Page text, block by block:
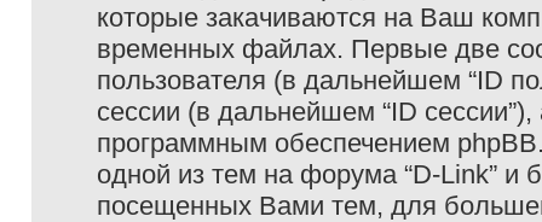
которые закачиваются на Ваш
временных файлах. Первые две
пользователя (в дальнейшем “ID
сессии (в дальнейшем “ID
программным обеспечением
одной из тем на форума “D-Link” и
посещенных Вами тем, для